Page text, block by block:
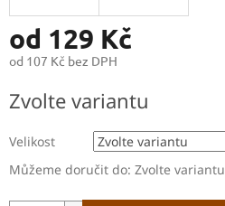
od 129 Kč
od 107 Kč bez DPH
cena:
Zvolte variantu
Velikost
Můžeme doručit do: Zvolte variantu